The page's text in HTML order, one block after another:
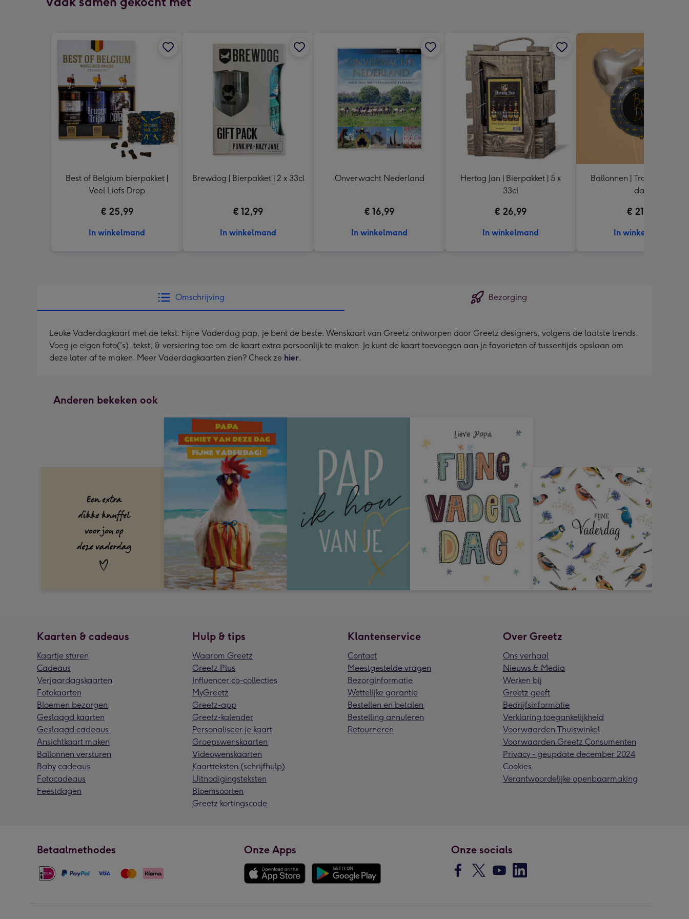
Best of Belgium bierpakket |
Veel Liefs Drop
€ 25,99
In winkelmand
Brewdog | Bierpakket | 2 x 33cl
€ 12,99
In winkelmand
Onverwacht Nederland
€ 16,99
In winkelmand
Hertog Jan | Bierpakket | 5 x
33cl
€ 26,99
In winkelmand
Ballonnen | Tros van 3 |
dad
€ 21,99
In winkelmand
Omschrijving Bezorging
Leuke Vaderdagkaart met de tekst: Fijne Vaderdag pap, je bent de beste. Wenskaart van Greetz ontworpen door Greetz designers, volgens de laatste trends.
Voeg je eigen foto('s), tekst, & versiering toe om de kaart extra persoonlijk te maken. Je kunt de kaart toevoegen aan je favorieten of tussentijds opslaan om
deze later af te maken. Meer Vaderdagkaarten zien? Check ze hier.
Anderen bekeken ook
Kaarten & cadeaus
Kaartje sturen
Cadeaus
Verjaardagskaarten
Fotokaarten
Bloemen bezorgen
Geslaagd kaarten
Geslaagd cadeaus
Ansichtkaart maken
Ballonnen versturen
Baby cadeaus
Fotocadeaus
Feestdagen
Hulp & tips
Waarom Greetz
Greetz Plus
Influencer co-collecties
MyGreetz
Greetz-app
Greetz-kalender
Personaliseer je kaart
Groepswenskaarten
Videowenskaarten
Kaartteksten (schrijfhulp)
Uitnodigingsteksten
Bloemsoorten
Greetz kortingscode
Klantenservice
Contact
Meestgestelde vragen
Bezorginformatie
Wettelijke garantie
Bestellen en betalen
Bestelling annuleren
Retourneren
Over Greetz
Ons verhaal
Nieuws & Media
Werken bij
Greetz geeft
Bedrijfsinformatie
Verklaring toegankelijkheid
Voorwaarden Thuiswinkel
Voorwaarden Greetz Consumenten
Privacy - geupdate december 2024
Cookies
Verantwoordelijke openbaarmaking
Betaalmethodes Onze Apps Onze socials